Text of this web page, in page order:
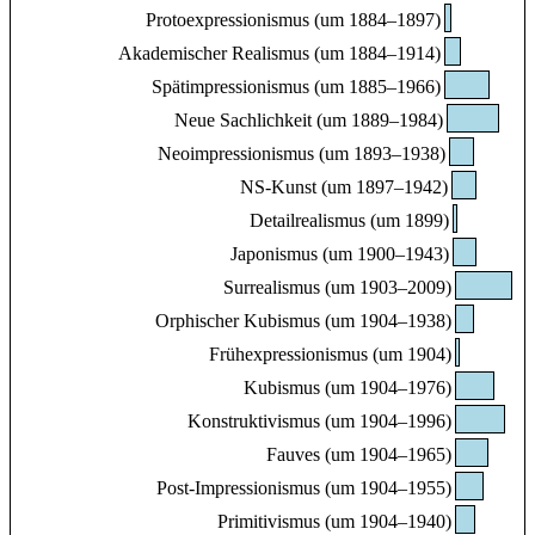
Protoexpressionismus (um 1884–1897)
Akademischer Realismus (um 1884–1914)
Spätimpressionismus (um 1885–1966)
Neue Sachlichkeit (um 1889–1984)
Neoimpressionismus (um 1893–1938)
NS-Kunst (um 1897–1942)
Detailrealismus (um 1899)
Japonismus (um 1900–1943)
Surrealismus (um 1903–2009)
Orphischer Kubismus (um 1904–1938)
Frühexpressionismus (um 1904)
Kubismus (um 1904–1976)
Konstruktivismus (um 1904–1996)
Fauves (um 1904–1965)
Post-Impressionismus (um 1904–1955)
Primitivismus (um 1904–1940)